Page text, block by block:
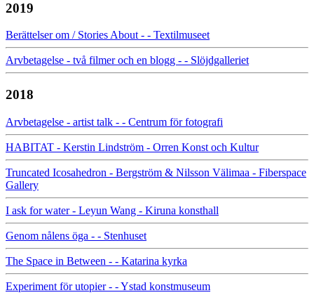
2019
Berättelser om / Stories About - - Textilmuseet
Arvbetagelse - två filmer och en blogg - - Slöjdgalleriet
2018
Arvbetagelse - artist talk - - Centrum för fotografi
HABITAT - Kerstin Lindström - Orren Konst och Kultur
Truncated Icosahedron - Bergström & Nilsson Välimaa - Fiberspace
Gallery
I ask for water - Leyun Wang - Kiruna konsthall
Genom nålens öga - - Stenhuset
The Space in Between - - Katarina kyrka
Experiment för utopier - - Ystad konstmuseum